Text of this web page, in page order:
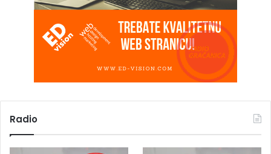
Radio